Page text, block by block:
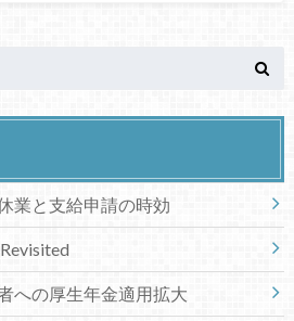
業と支給申請の時効
への厚生年金適用拡大